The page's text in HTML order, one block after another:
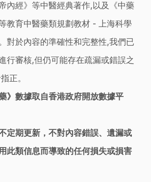
內經》等中醫經典著作,以及《中藥
教育中醫藥類規劃教材 - 上海科學
對於內容的準確性和完整性,我們已
行審核,但仍可能存在疏漏或錯誤之
正。
》數據取自香港政府開放數據平
定期更新，不對內容錯誤、遺漏或
此類信息而導致的任何損失或損害